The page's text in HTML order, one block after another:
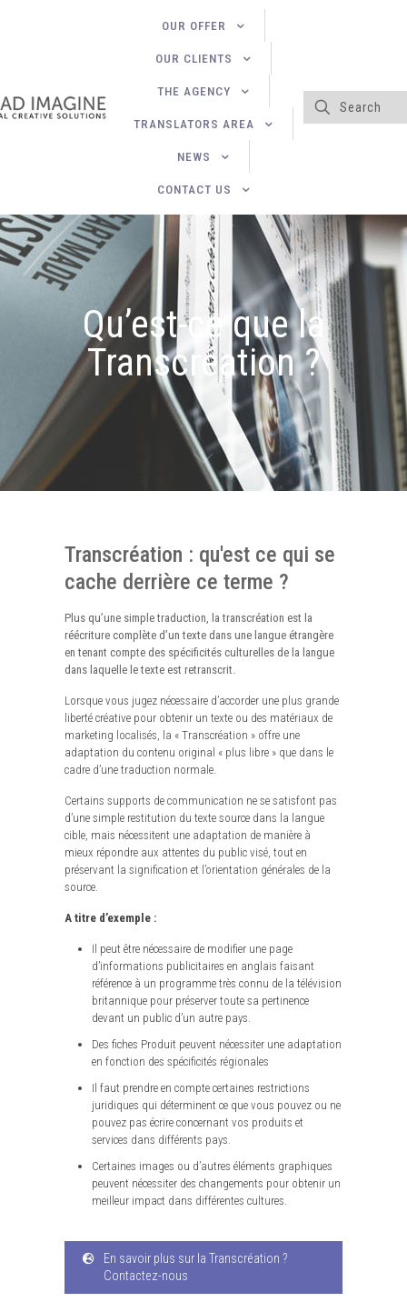
OUR OFFER
OUR CLIENTS
THE AGENCY
TRANSLATORS AREA
NEWS
CONTACT US
Qu’est-ce que la
Transcréation ?
Transcréation : qu'est ce qui se
cache derrière ce terme ?
Plus qu’une simple traduction, la transcréation est la
réécriture complète d’un texte dans une langue étrangère
en tenant compte des spécificités culturelles de la langue
dans laquelle le texte est retranscrit.
Lorsque vous jugez nécessaire d’accorder une plus grande
liberté créative pour obtenir un texte ou des matériaux de
marketing localisés, la « Transcréation » offre une
adaptation du contenu original « plus libre » que dans le
cadre d’une traduction normale.
Certains supports de communication ne se satisfont pas
d’une simple restitution du texte source dans la langue
cible, mais nécessitent une adaptation de manière à
mieux répondre aux attentes du public visé, tout en
préservant la signification et l’orientation générales de la
source.
A titre d’exemple :
Il peut être nécessaire de modifier une page
d’informations publicitaires en anglais faisant
référence à un programme très connu de la télévision
britannique pour préserver toute sa pertinence
devant un public d’un autre pays.
Des fiches Produit peuvent nécessiter une adaptation
en fonction des spécificités régionales
Il faut prendre en compte certaines restrictions
juridiques qui déterminent ce que vous pouvez ou ne
pouvez pas écrire concernant vos produits et
services dans différents pays.
Certaines images ou d’autres éléments graphiques
peuvent nécessiter des changements pour obtenir un
meilleur impact dans différentes cultures.
En savoir plus sur la Transcréation ?
Contactez-nous